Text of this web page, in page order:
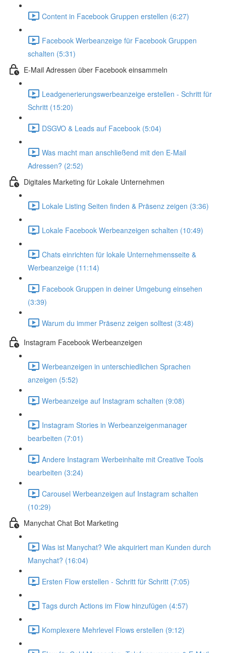
Content in Facebook Gruppen erstellen (6:27)
Facebook Werbeanzeige für Facebook Gruppen
schalten (5:31)
E-Mail Adressen über Facebook einsammeln
Leadgenerierungswerbeanzeige erstellen - Schritt für
Schritt (15:20)
DSGVO & Leads auf Facebook (5:04)
Was macht man anschließend mit den E-Mail
Adressen? (2:52)
Digitales Marketing für Lokale Unternehmen
Lokale Listing Seiten finden & Präsenz zeigen (3:36)
Lokale Facebook Werbeanzeigen schalten (10:49)
Chats einrichten für lokale Unternehmensseite &
Werbeanzeige (11:14)
Facebook Gruppen in deiner Umgebung einsehen
(3:39)
Warum du immer Präsenz zeigen solltest (3:48)
Instagram Facebook Werbeanzeigen
Werbeanzeigen in unterschiedlichen Sprachen
anzeigen (5:52)
Werbeanzeige auf Instagram schalten (9:08)
Instagram Stories in Werbeanzeigenmanager
bearbeiten (7:01)
Andere Instagram Werbeinhalte mit Creative Tools
bearbeiten (3:24)
Carousel Werbeanzeigen auf Instagram schalten
(10:29)
Manychat Chat Bot Marketing
Was ist Manychat? Wie akquiriert man Kunden durch
Manychat? (16:04)
Ersten Flow erstellen - Schritt für Schritt (7:05)
Tags durch Actions im Flow hinzufügen (4:57)
Komplexere Mehrlevel Flows erstellen (9:12)